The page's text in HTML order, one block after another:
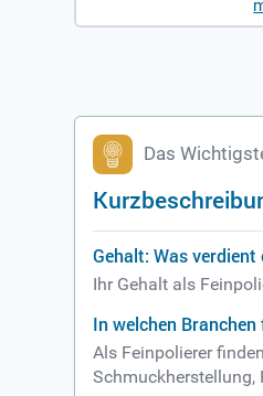
Das
Gehalt: Was verdient
Ihr Gehalt als
In welchen
Als Feinpolierer
Schmuckherstellung,